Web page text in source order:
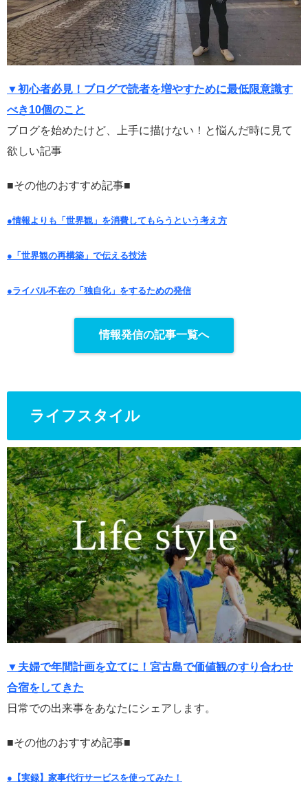
▼初心者必見！ブログで読者を増やすために最低限意識す
べき10個のこと
ブログを始めたけど、上手に描けない！と悩んだ時に見て
欲しい記事
■その他のおすすめ記事■
●情報よりも「世界観」を消費してもらうという考え方
●「世界観の再構築」で伝える技法
●ライバル不在の「独自化」をするための発信
情報発信の記事一覧へ
ライフスタイル
▼夫婦で年間計画を立てに！宮古島で価値観のすり合わせ
合宿をしてきた
日常での出来事をあなたにシェアします。
■その他のおすすめ記事■
●【実録】家事代行サービスを使ってみた！